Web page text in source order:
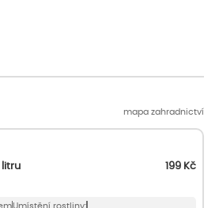
mapa zahradnictví
litru 199 Kč
Umístění rostliny: